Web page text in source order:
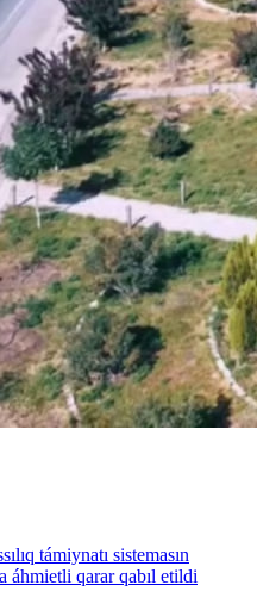
támiynatı sistemasın
áhmietli qarar qabıl etildi